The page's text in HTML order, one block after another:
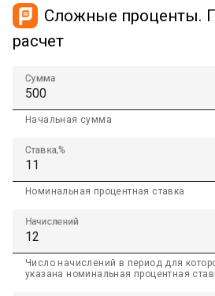
Сложные проценты.
расчет
Сумма
Начальная сумма
Ставка,%
Номинальная процентная ставка
Начислений
Число начислений в период для
указана номинальная процентная